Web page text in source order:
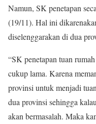
Namun, SK penetapan
(19/11). Hal ini
diselenggarakan di dua
“SK penetapan tuan
cukup lama. Karena
provinsi untuk menjadi
dua provinsi sehingga
akan bermasalah. Maka